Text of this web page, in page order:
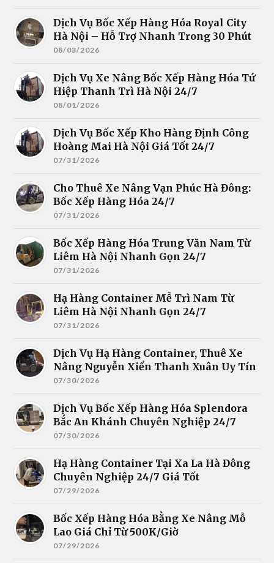
Dịch Vụ Bốc Xếp Hàng Hóa Royal City
Hà Nội – Hỗ Trợ Nhanh Trong 30 Phút
08/03/2026
Dịch Vụ Xe Nâng Bốc Xếp Hàng Hóa Tứ
Hiệp Thanh Trì Hà Nội 24/7
08/01/2026
Dịch Vụ Bốc Xếp Kho Hàng Định Công
Hoàng Mai Hà Nội Giá Tốt 24/7
07/31/2026
Cho Thuê Xe Nâng Vạn Phúc Hà Đông:
Bốc Xếp Hàng Hóa 24/7
07/31/2026
Bốc Xếp Hàng Hóa Trung Văn Nam Từ
Liêm Hà Nội Nhanh Gọn 24/7
07/31/2026
Hạ Hàng Container Mễ Trì Nam Từ
Liêm Hà Nội Nhanh Gọn 24/7
07/31/2026
Dịch Vụ Hạ Hàng Container, Thuê Xe
Nâng Nguyễn Xiển Thanh Xuân Uy Tín
07/30/2026
Dịch Vụ Bốc Xếp Hàng Hóa Splendora
Bắc An Khánh Chuyên Nghiệp 24/7
07/30/2026
Hạ Hàng Container Tại Xa La Hà Đông
Chuyên Nghiệp 24/7 Giá Tốt
07/29/2026
Bốc Xếp Hàng Hóa Bằng Xe Nâng Mỗ
Lao Giá Chỉ Từ 500K/Giờ
07/29/2026